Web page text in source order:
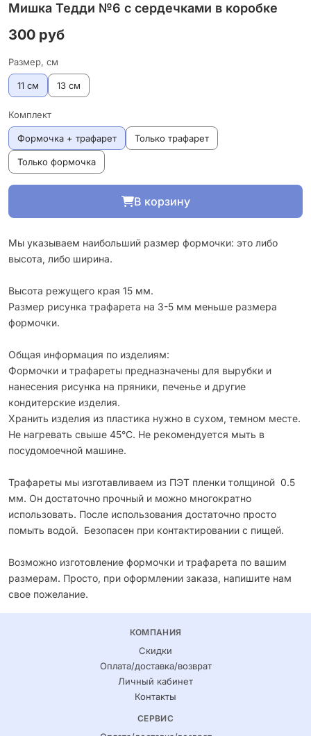
Мишка Тедди №6 с сердечками в коробке
300 руб
Размер, см
11 см 13 см
Комплект
Формочка + трафарет Только трафарет
Только формочка
В корзину
Мы указываем наибольший размер формочки: это либо
высота, либо ширина.
Высота режущего края 15 мм.
Размер рисунка трафарета на 3-5 мм меньше размера
формочки.
Общая информация по изделиям:
Формочки и трафареты предназначены для вырубки и
нанесения рисунка на пряники, печенье и другие
кондитерские изделия.
Хранить изделия из пластика нужно в сухом, темном месте.
Не нагревать свыше 45°С. Не рекомендуется мыть в
посудомоечной машине.
Трафареты мы изготавливаем из ПЭТ пленки толщиной 0.5
мм. Он достаточно прочный и можно многократно
использовать. После использования достаточно просто
помыть водой. Безопасен при контактировании с пищей.
Возможно изготовление формочки и трафарета по вашим
размерам. Просто, при оформлении заказа, напишите нам
свое пожелание.
КОМПАНИЯ
Скидки
Оплата/доставка/возврат
Личный кабинет
Контакты
СЕРВИС